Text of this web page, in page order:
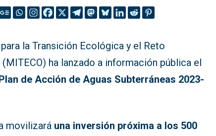
la Transición Ecológica y el Reto
ha lanzado a información pública el
de Acción de Aguas Subterráneas 2023-
movilizará una inversión próxima a los 500